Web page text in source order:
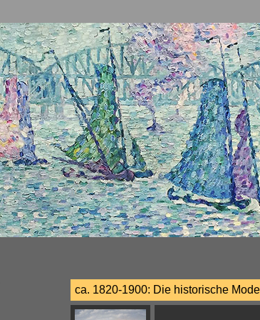
ca. 1820-1900: Die historische